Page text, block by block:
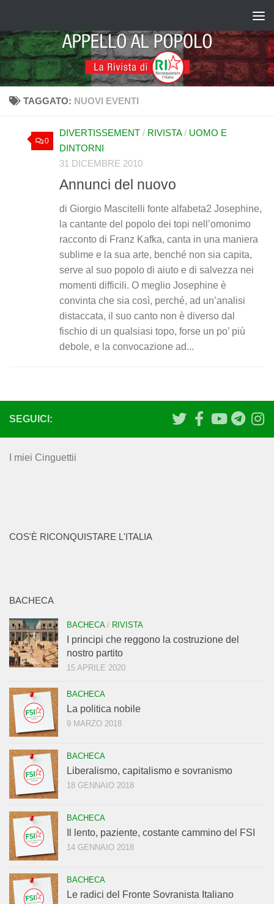
TAGGATO: NUOVI EVENTI
0
DIVERTISSEMENT / RIVISTA/ UOMO E
DINTORNI
31 DICEMBRE 2010
Annunci del nuovo
di Giorgio Mascitelli fonte alfabeta2 Josephine,
la cantante del popolo dei topi nell’omonimo
racconto di Franz Kafka, canta in una maniera
sublime e la sua arte, benché non sia capita,
serve al suo popolo di aiuto e di salvezza nei
momenti difficili. O meglio Josephine è
convinta che sia così, perché, ad un’analisi
distaccata, il suo canto non è diverso dal
fischio di un qualsiasi topo, forse un po’ più
debole, e la convocazione ad...
SEGUICI:
I miei Cinguettii
COS'È RICONQUISTARE L'ITALIA
BACHECA
BACHECA/ RIVISTA
I principi che reggono la costruzione del
nostro partito
15 APRILE 2020
BACHECA
La politica nobile
9 MARZO 2018
BACHECA
Liberalismo, capitalismo e sovranismo
18 GENNAIO 2018
BACHECA
Il lento, paziente, costante cammino del FSI
14 GENNAIO 2018
BACHECA
Le radici del Fronte Sovranista Italiano